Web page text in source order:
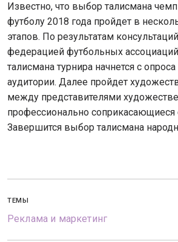
Известно, что выбор талисмана
футболу 2018 года пройдет в
этапов. По результатам
федерацией футбольных
талисмана турнира начнется с
аудитории. Далее пройдет
между представителями
профессионально соприкасающиеся
Завершится выбор талисмана
ТЕМЫ
Реклама и маркетинг